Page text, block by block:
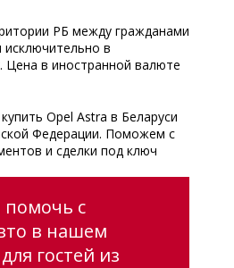
РБ между гражданами
в
Цена в иностранной валюте
Opel Astra в Беларуси
Федерации. Поможем с
и сделки под ключ
с
в нашем
гостей из